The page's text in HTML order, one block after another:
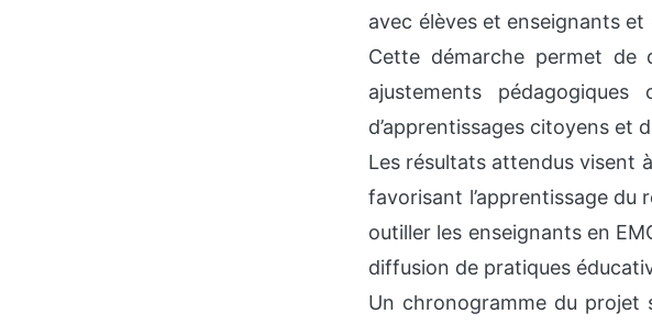
avec élèves et enseignants
Cette démarche permet de
ajustements
d’apprentissages citoyens et
Les résultats attendus visent
favorisant l’apprentissage du
outiller les enseignants en
diffusion de pratiques
Un chronogramme du projet